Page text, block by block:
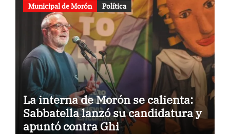
Municipal de Morón Política
La interna de Morón se calienta:
Sabbatella lanzó su candidatura y
apuntó contra Ghi